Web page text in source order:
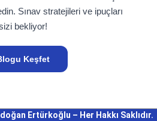
Sınav stratejileri ve ipuçları
bekliyor!
Keşfet
Ertürkoğlu – Her Hakkı Saklıdır.